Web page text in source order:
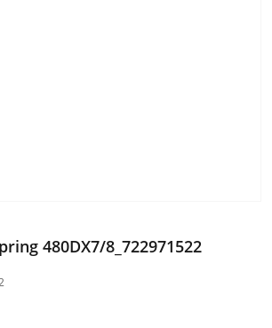
480DX7/8_722971522